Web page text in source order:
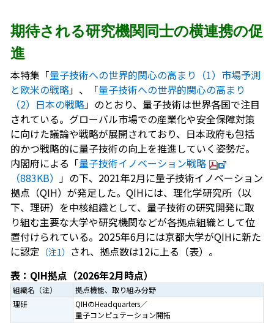
期待される研究機関同士の横連携の促
進
本特集「量子技術への世界的関心の高まり（1）市場予測
と欧米の戦略」、「量子技術への世界的関心の高まり
（2）日本の戦略」のとおり、量子技術は世界各国で注目
されている。グローバル市場での産業化や安全保障対策
に向けた議論や戦略が展開されており、日本政府も包括
的かつ戦略的に量子技術の向上を推進していく姿勢だ。
内閣府による「量子技術イノベーション戦略
（883KB） 」の下、2021年2月に量子技術イノベーション
拠点（QIH）が発足した。QIHには、理化学研究所（以
下、理研）を中核組織として、量子技術の研究開発に取
り組む主要な大学や研究機関などが各拠点組織として位
置付けられている。2025年6月には京都大学がQIHに新た
に認定 （注1） され、拠点数は12に上る（表）。
表：QIH拠点（2026年2月時点）
組織名（注）
拠点機能、取り組み分野
理研
QIHのHeadquarters／
量子コンピュテーション開拓